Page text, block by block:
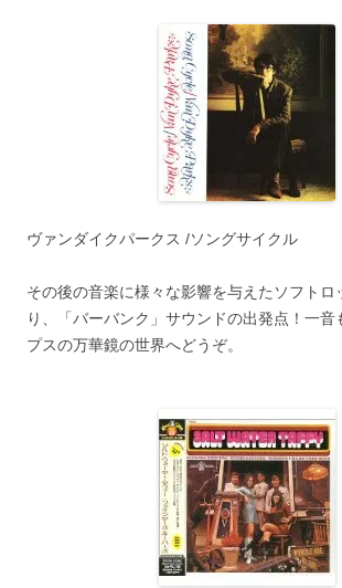
ヴァンダイクパークス /ソングサイクル
その後の音楽に様々な影響を与えたソフトロ
り、「バーバンク」サウンドの出発点！一音
プスの万華鏡の世界へどうぞ。